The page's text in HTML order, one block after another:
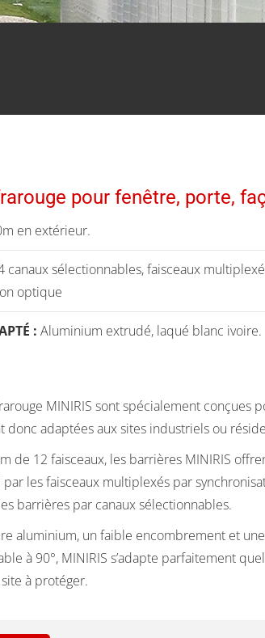
pour fenêtre, porte,
en extérieur.
canaux sélectionnables, faisceaux
optique
: Aluminium extrudé, laqué blanc ivoire.
MINIRIS sont spécialement conçues
donc adaptées aux sites industriels ou
de 12 faisceaux, les barrières MINIRIS
les faisceaux multiplexés par
barrières par canaux sélectionnables.
aluminium, un faible encombrement et
à 90°, MINIRIS s’adapte parfaitement
à protéger.